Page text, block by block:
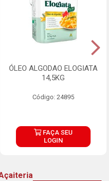
ÓLEO ALGODAO ELOGIATA
14,5KG
Código: 24895
FAÇA SEU
LOGIN